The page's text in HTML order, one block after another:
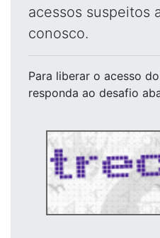
acessos suspeitos
conosco.
Para liberar o acesso
responda ao desafio